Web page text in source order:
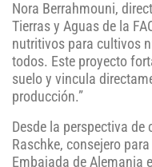
Nora Berrahmouni,
Tierras y Aguas de la
nutritivos para cultivos
todos. Este proyecto
suelo y vincula
producción.”
Desde la perspectiva
Raschke, consejero
Embajada de Alemania